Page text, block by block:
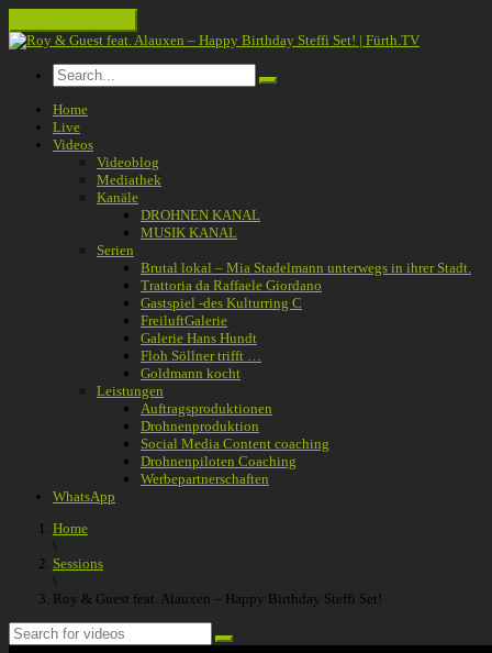
Home
Live
Videos
Videoblog
Mediathek
Kanäle
DROHNEN KANAL
MUSIK KANAL
Serien
Brutal lokal – Mia Stadelmann unterwegs in ihrer Stadt.
Trattoria da Raffaele Giordano
Gastspiel -des Kulturring C
FreiluftGalerie
Galerie Hans Hundt
Floh Söllner trifft …
Goldmann kocht
Leistungen
Auftragsproduktionen
Drohnenproduktion
Social Media Content coaching
Drohnenpiloten Coaching
Werbepartnerschaften
WhatsApp
Home
\
Sessions
\
Roy & Guest feat. Alauxen – Happy Birthday Steffi Set!